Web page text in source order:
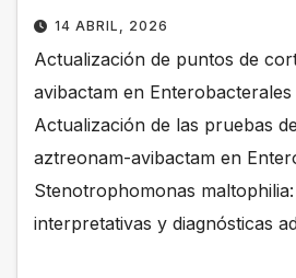
14 ABRIL, 2026
Actualización de puntos de
avibactam en
Actualización de las pruebas
aztreonam-avibactam en
Stenotrophomonas
interpretativas y diagnósticas